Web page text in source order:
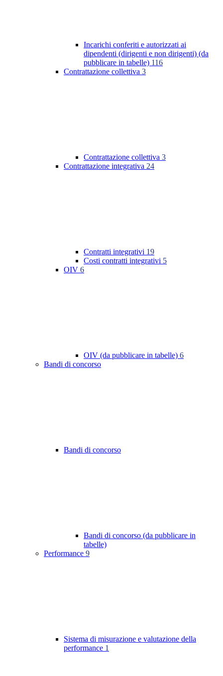
Incarichi conferiti e autorizzati ai
dipendenti (dirigenti e non dirigenti) (da
pubblicare in tabelle) 116
Contrattazione collettiva 3
Contrattazione collettiva 3
Contrattazione integrativa 24
Contratti integrativi 19
Costi contratti integrativi 5
OIV 6
OIV (da pubblicare in tabelle) 6
Bandi di concorso
Bandi di concorso
Bandi di concorso (da pubblicare in
tabelle)
Performance 9
Sistema di misurazione e valutazione della
performance 1